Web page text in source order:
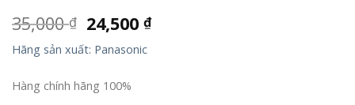
35,000₫ 24,500₫
Hãng sản xuất: Panasonic
Hàng chính hãng 100%